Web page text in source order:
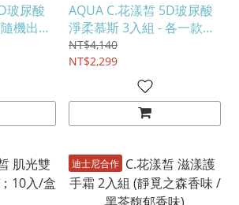
玻尿酸
機出貨
AQUA C.花漾皙 5D玻尿酸
淨柔慕斯 3入組 - 各一款公
主｜贈品牌洗臉巾一包
NT$4,140
NT$2,299
迪士尼合作